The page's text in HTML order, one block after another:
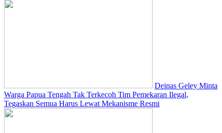
Deinas Geley Minta
Warga Papua Tengah Tak Terkecoh Tim Pemekaran Ilegal,
Tegaskan Semua Harus Lewat Mekanisme Resmi